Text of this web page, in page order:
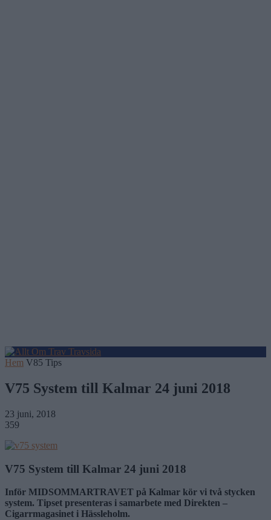
Hem V85 Tips
V75 System till Kalmar 24 juni 2018
23 juni, 2018
359
V75 System till Kalmar 24 juni 2018
Inför MIDSOMMARTRAVET på Kalmar kör vi två stycken
system. Tipset presenteras i samarbete med Direkten –
Cigarrmagasinet i Hässleholm.